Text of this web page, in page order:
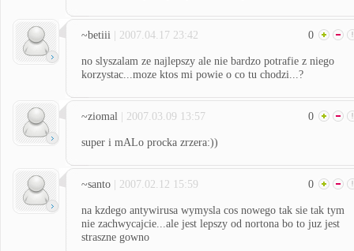
~betiii | 2007.04.17 23:42 0
no slyszalam ze najlepszy ale nie bardzo potrafie z niego
korzystac...moze ktos mi powie o co tu chodzi...?
~ziomal | 2007.03.09 13:57 0
super i mALo procka zrzera:))
~santo | 2007.02.12 15:59 0
na kzdego antywirusa wymysla cos nowego tak sie tak tym
nie zachwycajcie...ale jest lepszy od nortona bo to juz jest
straszne gowno